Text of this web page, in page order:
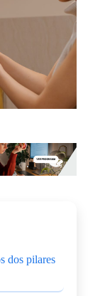
dos pilares